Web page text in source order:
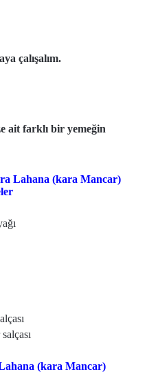
çalışalım.
ait farklı bir yemeğin
Lahana (kara Mancar)
(kara Mancar)